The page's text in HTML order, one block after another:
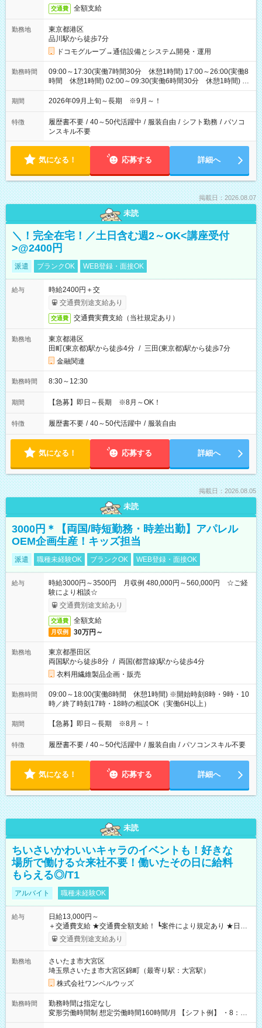
交通費 全額支給
勤務地
東京都港区
品川駅から徒歩7分
ドコモグループ→通信設備とシステム開発・運用
勤務時間
09:00～17:30(実働7時間30分 休憩1時間) 17:00～26:00(実働8
時間 休憩1時間) 02:00～09:30(実働6時間30分 休憩1時間) ※
日勤は就業時間1/夜勤は就業時間2.3を連続で行って頂きます
期間 2026年09月上旬～長期 ※9月～！
特徴 履歴書不要 / 40～50代活躍中 / 服装自由 / シフト勤務 / パソコ
ンスキル不要
気になる！ 応募する 詳細へ
掲載日：2026.08.07
未読
＼！完全在宅！／土日含む週2～OK<講座受付
>@2400円
派遣 ブランクOK WEB登録・面接OK
給与
時給2400円＋交
交通費別途支給あり
交通費 交通費実費支給（当社規定あり）
勤務地
東京都港区
田町(東京都)駅から徒歩4分 / 三田(東京都)駅から徒歩7分
金融関連
勤務時間 8:30～12:30
期間 【急募】即日～長期 ※8月～OK！
特徴 履歴書不要 / 40～50代活躍中 / 服装自由
気になる！ 応募する 詳細へ
掲載日：2026.08.05
未読
3000円＊【両国/時短勤務・時差出勤】アパレル
OEM企画生産！キッズ担当
派遣 職種未経験OK ブランクOK WEB登録・面接OK
給与
時給3000円～3500円 月収例 480,000円～560,000円 ☆ご経
験により相談☆
交通費別途支給あり
交通費 全額支給
月収例 30万円～
勤務地
東京都墨田区
両国駅から徒歩8分 / 両国(都営線)駅から徒歩4分
衣料用繊維製品企画・販売
勤務時間
09:00～18:00(実働8時間 休憩1時間) ※開始時刻8時・9時・10
時／終了時刻17時・18時の相談OK（実働6H以上）
期間 【急募】即日～長期 ※8月～！
特徴 履歴書不要 / 40～50代活躍中 / 服装自由 / パソコンスキル不要
気になる！ 応募する 詳細へ
未読
ちいさいかわいいキャラのイベントも！好きな
場所で働ける☆来社不要！働いたその日に給料
もらえる◎/T1
アルバイト 職種未経験OK
給与
日給13,000円～
＋交通費支給 ★交通費全額支給！ ┗案件により規定あり ★日払
いOK！（規定あり） ┗働いたその日に現金GET♪ お仕事後はコ
ンビニATMから 日払い分を引き落とせます！ 【試用期間】試
交通費別途支給あり
勤務地
さいたま市大宮区
埼玉県さいたま市大宮区錦町（最寄り駅：大宮駅）
株式会社ワンベルウッズ
勤務時間
勤務時間は指定なし
変形労働時間制 想定労働時間160時間/月 【シフト例】 ・8：00
～21：00